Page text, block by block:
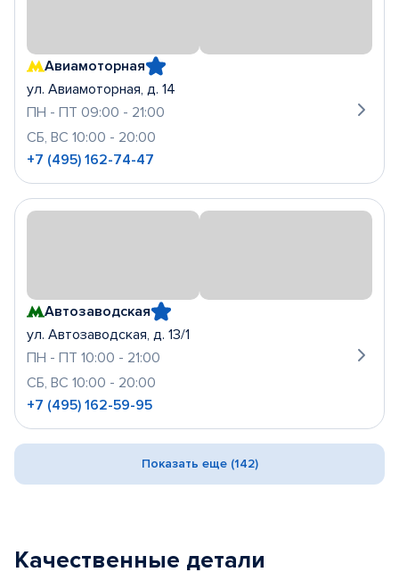
Авиамоторная
ул. Авиамоторная, д. 14
ПН - ПТ 09:00 - 21:00
СБ, ВС 10:00 - 20:00
+7 (495) 162-74-47
Автозаводская
ул. Автозаводская, д. 13/1
ПН - ПТ 10:00 - 21:00
СБ, ВС 10:00 - 20:00
+7 (495) 162-59-95
Показать еще (142)
Качественные детали